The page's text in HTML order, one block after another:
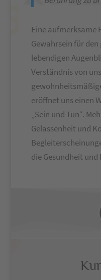
Eine aufmerksame
Gewahrsein für
lebendigen
Verständnis von
eröffnet uns einen
„Sein und Tun“.
Gelassenheit und
die Gesundheit